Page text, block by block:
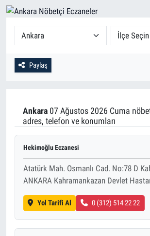
Paylaş
Ankara07 Ağustos 2026 Cuma
adres, telefon ve konumları
Hekimoğlu Eczanesi
Atatürk Mah. Osmanlı Cad. No:78 D
ANKARA Kahramankazan Devlet
Yol Tarifi Al 0 (312) 514 22 22